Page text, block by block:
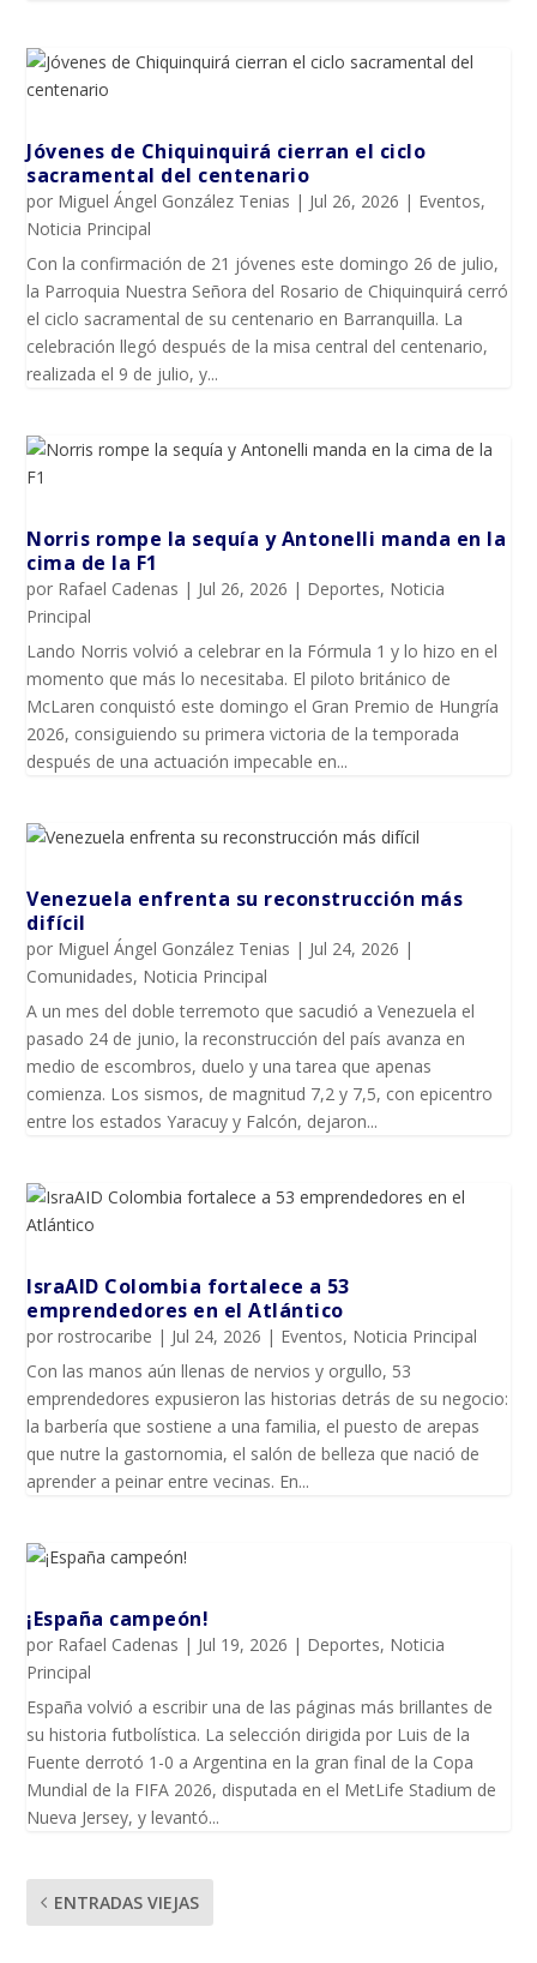
Jóvenes de Chiquinquirá cierran el ciclo
sacramental del centenario
por Miguel Ángel González Tenias | Jul 26, 2026 | Eventos,
Noticia Principal
Con la confirmación de 21 jóvenes este domingo 26 de julio,
la Parroquia Nuestra Señora del Rosario de Chiquinquirá cerró
el ciclo sacramental de su centenario en Barranquilla. La
celebración llegó después de la misa central del centenario,
realizada el 9 de julio, y...
Norris rompe la sequía y Antonelli manda en la
cima de la F1
por Rafael Cadenas | Jul 26, 2026 | Deportes, Noticia
Principal
Lando Norris volvió a celebrar en la Fórmula 1 y lo hizo en el
momento que más lo necesitaba. El piloto británico de
McLaren conquistó este domingo el Gran Premio de Hungría
2026, consiguiendo su primera victoria de la temporada
después de una actuación impecable en...
Venezuela enfrenta su reconstrucción más
difícil
por Miguel Ángel González Tenias | Jul 24, 2026 |
Comunidades, Noticia Principal
A un mes del doble terremoto que sacudió a Venezuela el
pasado 24 de junio, la reconstrucción del país avanza en
medio de escombros, duelo y una tarea que apenas
comienza. Los sismos, de magnitud 7,2 y 7,5, con epicentro
entre los estados Yaracuy y Falcón, dejaron...
IsraAID Colombia fortalece a 53
emprendedores en el Atlántico
porrostrocaribe | Jul 24, 2026 | Eventos, Noticia Principal
Con las manos aún llenas de nervios y orgullo, 53
emprendedores expusieron las historias detrás de su negocio:
la barbería que sostiene a una familia, el puesto de arepas
que nutre la gastornomia, el salón de belleza que nació de
aprender a peinar entre vecinas. En...
¡España campeón!
por Rafael Cadenas | Jul 19, 2026 | Deportes, Noticia
Principal
España volvió a escribir una de las páginas más brillantes de
su historia futbolística. La selección dirigida por Luis de la
Fuente derrotó 1-0 a Argentina en la gran final de la Copa
Mundial de la FIFA 2026, disputada en el MetLife Stadium de
Nueva Jersey, y levantó...
ENTRADAS VIEJAS